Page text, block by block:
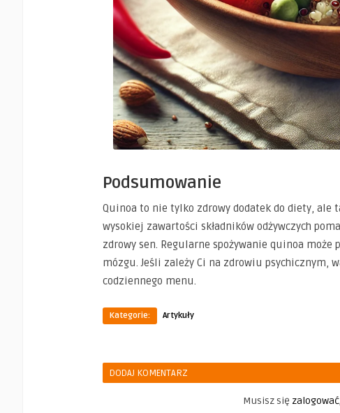
Podsumowanie
Quinoa to nie tylko zdrowy dodatek do diety, ale
wysokiej zawartości składników odżywczych
zdrowy sen. Regularne spożywanie quinoa
mózgu. Jeśli zależy Ci na zdrowiu psychicznym,
codziennego menu.
Kategorie: Artykuły
DODAJ KOMENTARZ
Musisz się zalogować